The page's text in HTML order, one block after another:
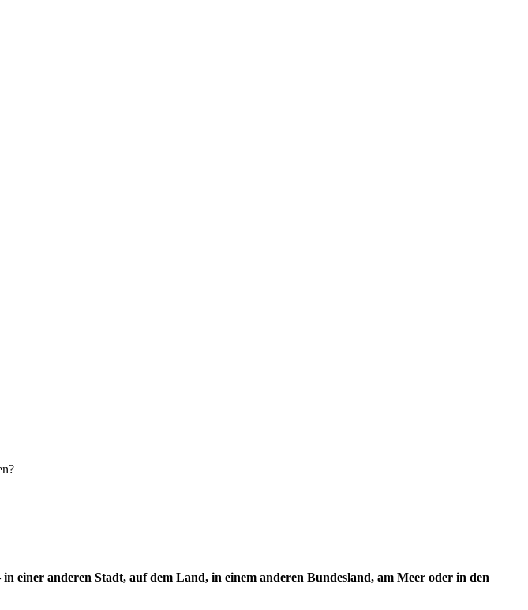
einer anderen Stadt, auf dem Land, in einem anderen Bundesland, am Meer oder in den